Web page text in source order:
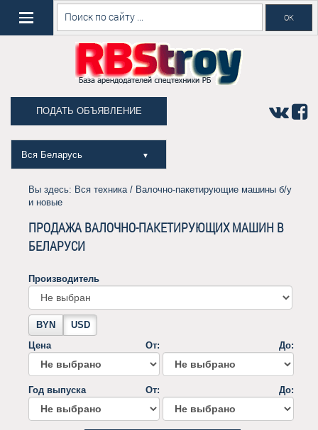
ПОДАТЬ ОБЪЯВЛЕНИЕ
Вся Беларусь ▼
Вы здесь: Вся техника/ Валочно-пакетирующие машины б/у
и новые
ПРОДАЖА ВАЛОЧНО-ПАКЕТИРУЮЩИХ МАШИН В
БЕЛАРУСИ
Производитель
BYN
USD
Цена
От: До:
Год выпуска От: До: